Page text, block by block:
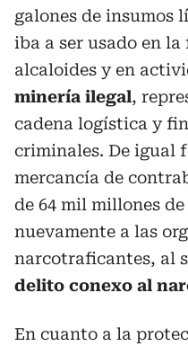
galones de insumos
iba a ser usado en
alcaloides y en
minería ilegal,
cadena logística y
criminales. De igual
mercancía de
de 64 mil millones
nuevamente a las
narcotraficantes, al
delito conexo al
En cuanto a la